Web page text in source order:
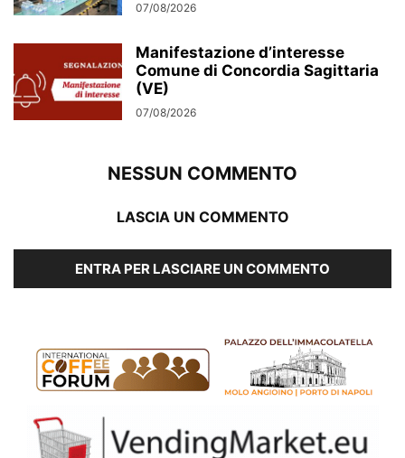
07/08/2026
Manifestazione d’interesse
Comune di Concordia Sagittaria
(VE)
07/08/2026
NESSUN COMMENTO
LASCIA UN COMMENTO
ENTRA PER LASCIARE UN COMMENTO